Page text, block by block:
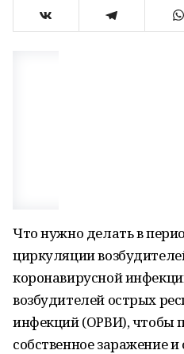
Что нужно делать в
циркуляции
коронавирусной
возбудителей острых
инфекций (ОРВИ), чтобы
собственное заражение и